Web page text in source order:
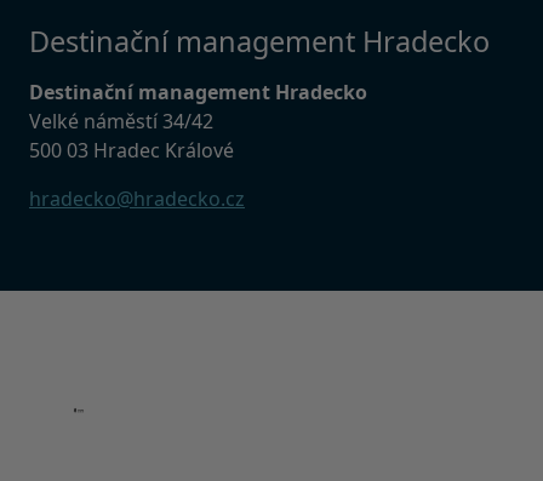
Destinační management Hradecko
Destinační management Hradecko
Velké náměstí 34/42
500 03 Hradec Králové
hradecko@hradecko.cz